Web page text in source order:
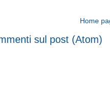
Home
sul post (Atom)